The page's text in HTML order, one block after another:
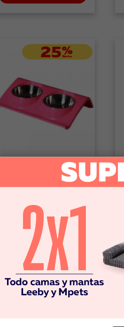
Plato Z Doble Fucsia
$12.742 - $18.742
Comprar